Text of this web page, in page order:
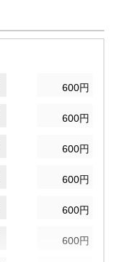
600円
600円
600円
600円
600円
600円